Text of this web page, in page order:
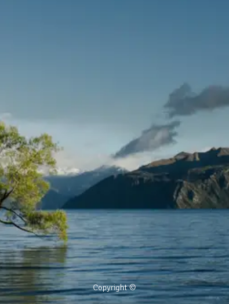
Copyright ©